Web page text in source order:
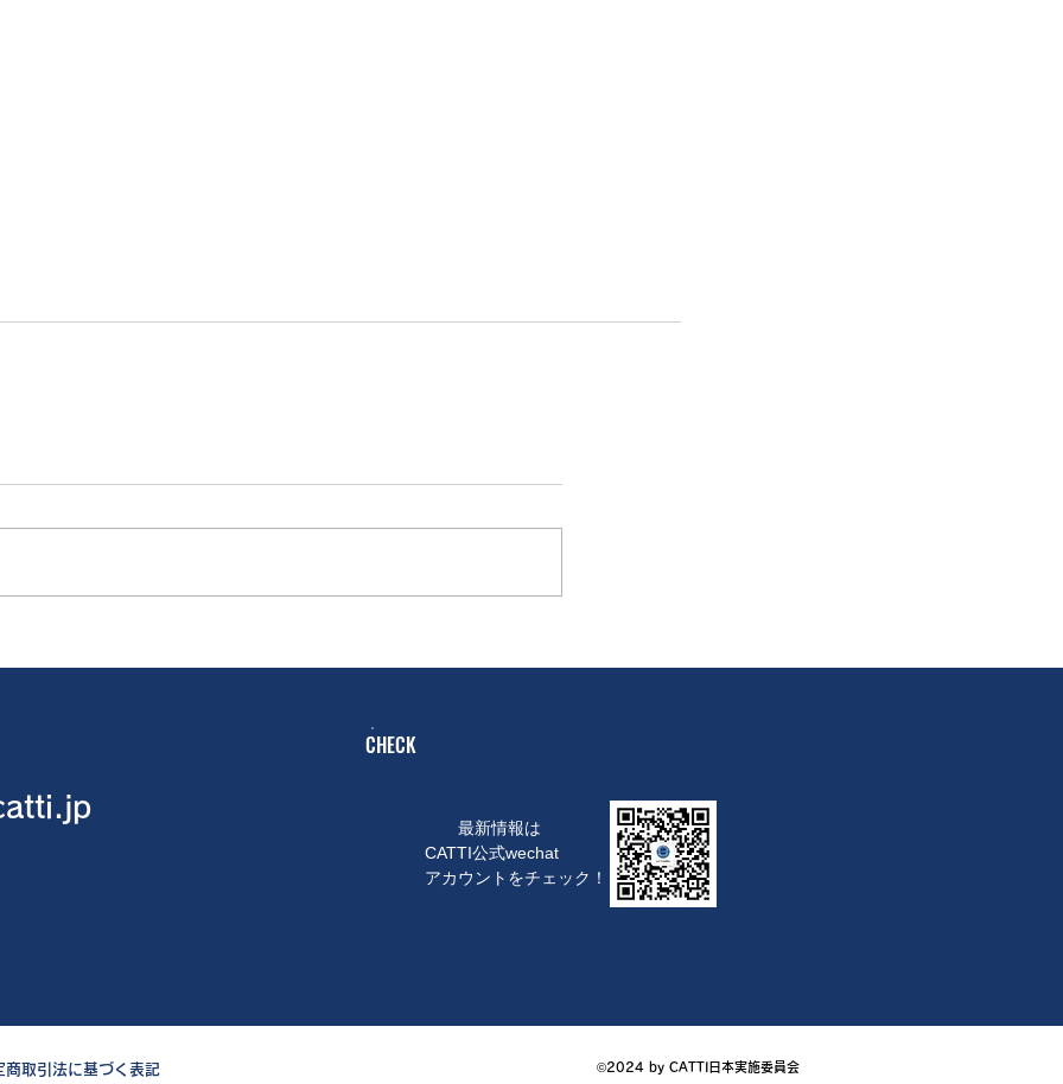
CHECK
最新情報は
CATTI公式wechat
アカウントをチェック！
商取引法に基づく表記 ©2024 by CATTI日本実施委員会